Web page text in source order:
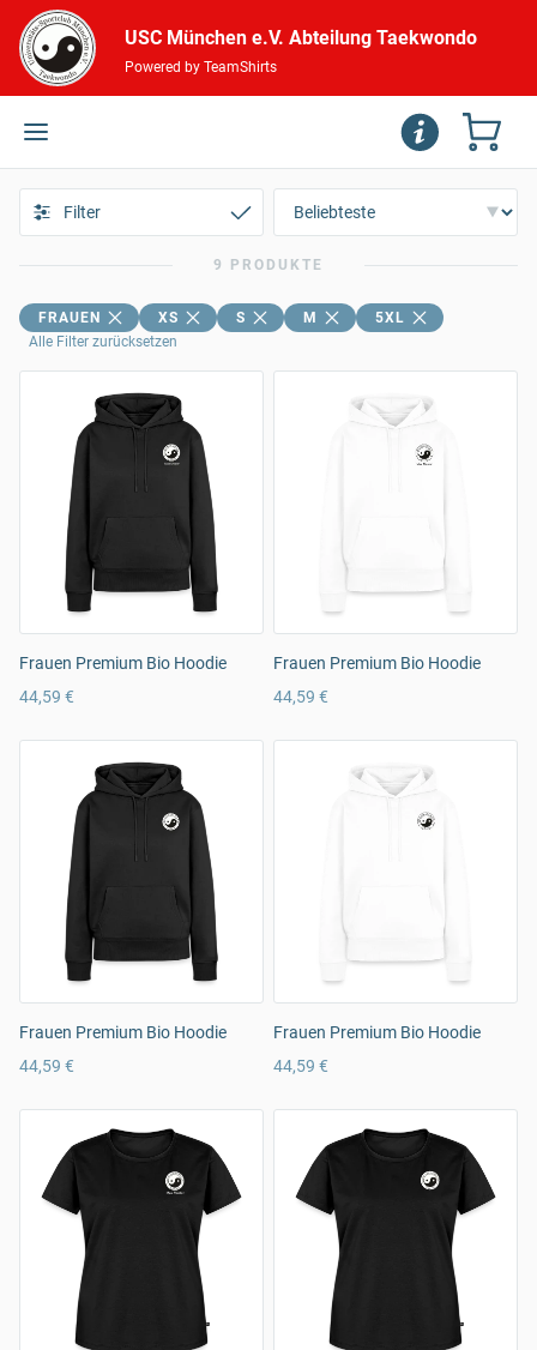
USC München e.V. Abteilung Taekwondo
Powered by TeamShirts
Filter
9 PRODUKTE
FRAUEN XS S M
5XL
Alle Filter zurücksetzen
Frauen Premium Bio Hoodie
44,59 €
Frauen Premium Bio Hoodie
44,59 €
Frauen Premium Bio Hoodie
44,59 €
Frauen Premium Bio Hoodie
44,59 €